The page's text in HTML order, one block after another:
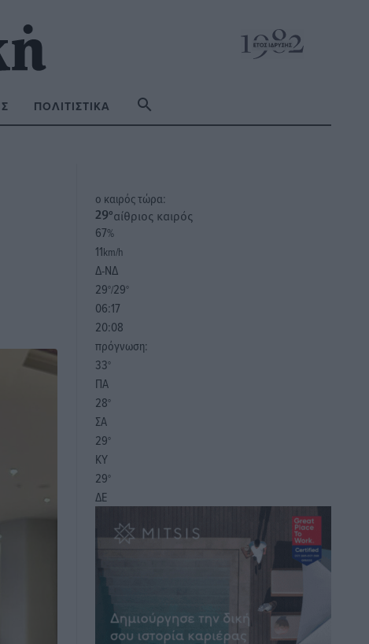
ΠΟΛΙΤΙΣΤΙΚΆ
o καιρός τώρα:
29°αίθριος καιρός
67%
11km/h
Δ-ΝΔ
29°/29°
06:17
20:08
πρόγνωση:
33°
ΠΑ
28°
ΣΑ
29°
ΚΥ
29°
ΔΕ